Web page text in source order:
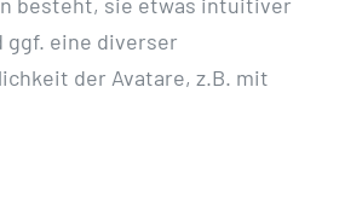
ggf. eine diverser
der Avatare, z.B. mit